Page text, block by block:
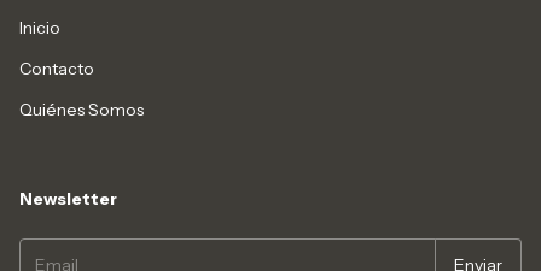
Inicio
Contacto
Quiénes Somos
Newsletter